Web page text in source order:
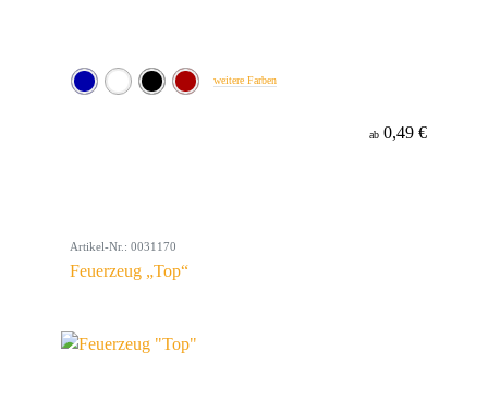
weitere Farben
ab 0,49 €
Artikel-Nr.: 0031170
Feuerzeug „Top“